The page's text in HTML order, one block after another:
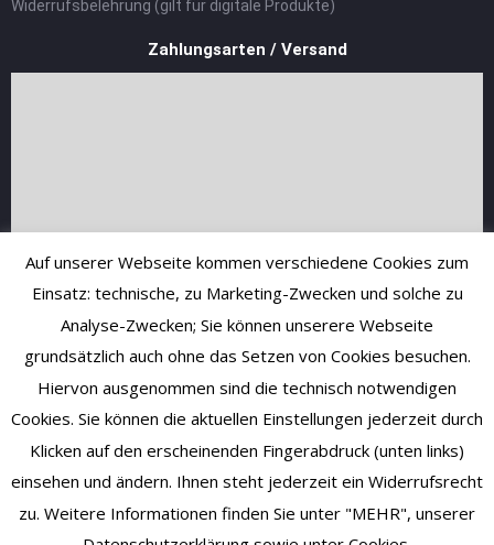
Widerrufsbelehrung (gilt für digitale Produkte)
Zahlungsarten / Versand
Auf unserer Webseite kommen verschiedene Cookies zum
Einsatz: technische, zu Marketing-Zwecken und solche zu
Analyse-Zwecken; Sie können unserere Webseite
grundsätzlich auch ohne das Setzen von Cookies besuchen.
Hiervon ausgenommen sind die technisch notwendigen
Cookies. Sie können die aktuellen Einstellungen jederzeit durch
Klicken auf den erscheinenden Fingerabdruck (unten links)
einsehen und ändern. Ihnen steht jederzeit ein Widerrufsrecht
zu. Weitere Informationen finden Sie unter "MEHR", unserer